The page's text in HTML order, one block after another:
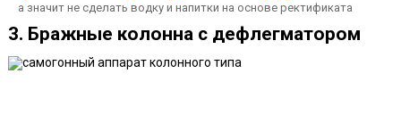
а значит не сделать водку и напитки на основе ректификата
3. Бражные колонна с дефлегматором